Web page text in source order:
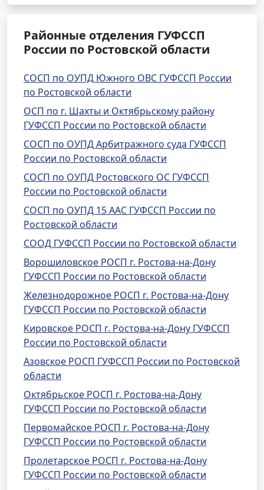
Районные отделения ГУФССП
России по Ростовской области
СОСП по ОУПД Южного ОВС ГУФССП России
по Ростовской области
ОСП по г. Шахты и Октябрьскому району
ГУФССП России по Ростовской области
СОСП по ОУПД Арбитражного суда ГУФССП
России по Ростовской области
СОСП по ОУПД Ростовского ОС ГУФССП
России по Ростовской области
СОСП по ОУПД 15 ААС ГУФССП России по
Ростовской области
СООД ГУФССП России по Ростовской области
Ворошиловское РОСП г. Ростова-на-Дону
ГУФССП России по Ростовской области
Железнодорожное РОСП г. Ростова-на-Дону
ГУФССП России по Ростовской области
Кировское РОСП г. Ростова-на-Дону ГУФССП
России по Ростовской области
Азовское РОСП ГУФССП России по Ростовской
области
Октябрьское РОСП г. Ростова-на-Дону
ГУФССП России по Ростовской области
Первомайское РОСП г. Ростова-на-Дону
ГУФССП России по Ростовской области
Пролетарское РОСП г. Ростова-на-Дону
ГУФССП России по Ростовской области